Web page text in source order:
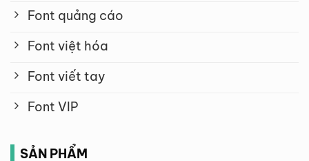
Font quảng cáo
Font việt hóa
Font viết tay
Font VIP
SẢN PHẨM